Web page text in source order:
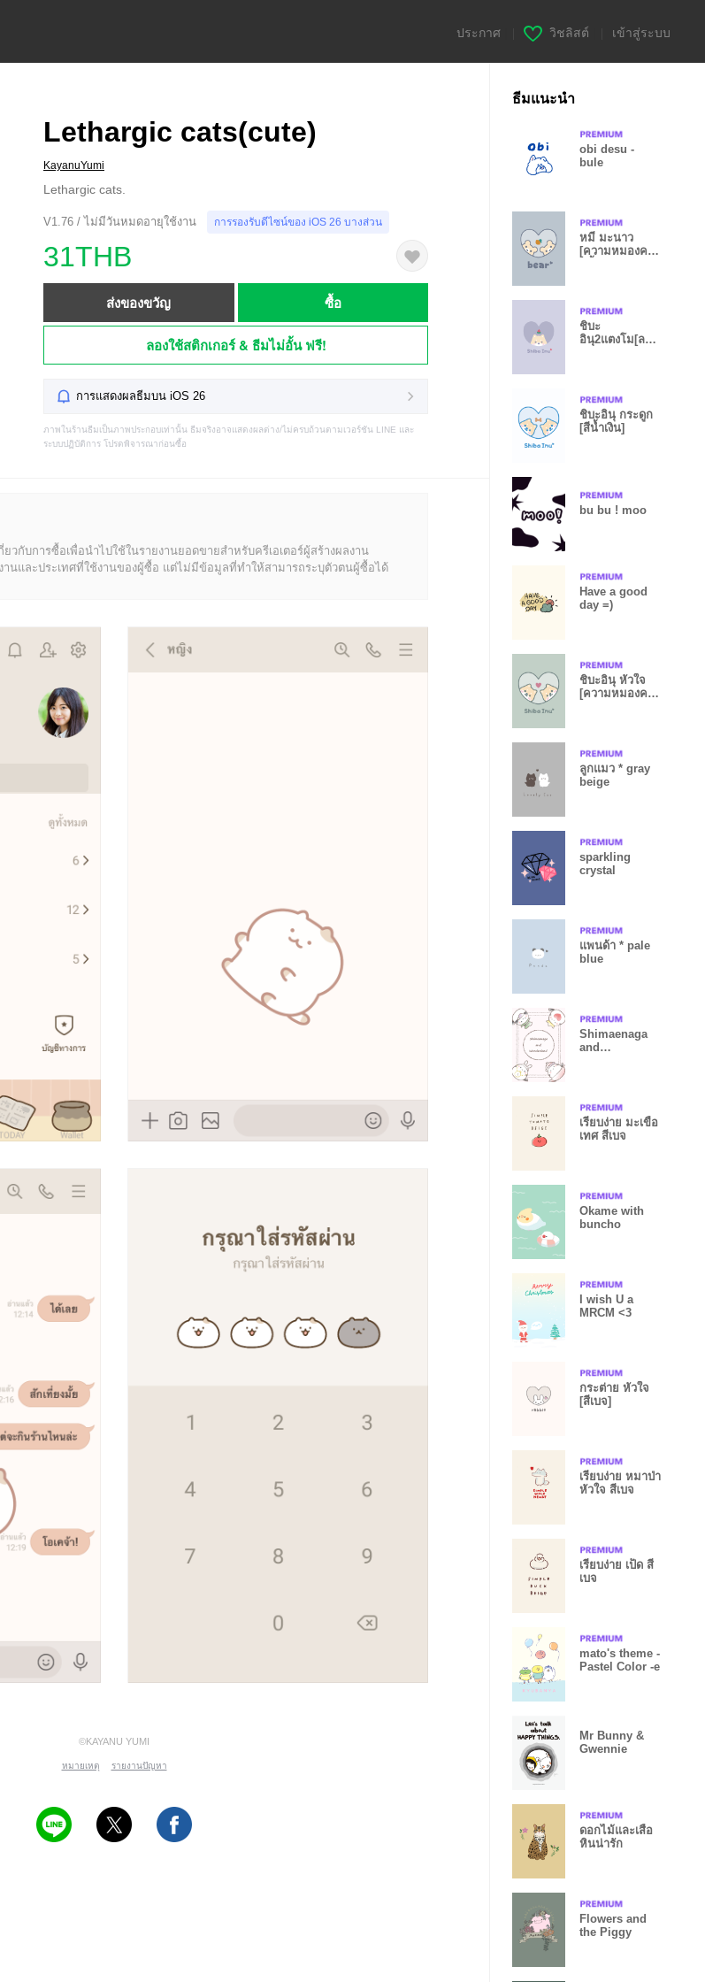
ประกาศ วิชลิสต์ เข้าสู่ระบบ
Lethargic cats(cute)
KayanuYumi
Lethargic cats.
V1.76 / ไม่มีวันหมดอายุใช้งาน การรองรับดีไซน์ของ iOS 26 บางส่วน
31THB
ส่งของขวัญ ซื้อ
ลองใช้สติกเกอร์ & ธีมไม่อั้น ฟรี!
การแสดงผลธีมบน iOS 26
ภาพในร้านธีมเป็นภาพประกอบเท่านั้น ธีมจริงอาจแสดงผลต่าง/ไม่ครบถ้วนตามเวอร์ชัน LINE และ
ระบบปฏิบัติการ โปรดพิจารณาก่อนซื้อ
ยวกับการซื้อเพื่อนำไปใช้ในรายงานยอดขายสำหรับครีเอเตอร์ผู้สร้างผลงาน
นและประเทศที่ใช้งานของผู้ซื้อ แต่ไม่มีข้อมูลที่ทำให้สามารถระบุตัวตนผู้ซื้อได้
©KAYANU YUMI
หมายเหตุ รายงานปัญหา
ธีมแนะนำ
obi desu -
bule
หมี มะนาว
[ความหมองคล้ำ
ชิบะ
อินุ2แตงโม[ลาเว
ชิบะอินุ กระดูก
[สีน้ำเงิน]
bu bu ! moo
Have a good
day =)
ชิบะอินุ หัวใจ
[ความหมองคล้ำ
ลูกแมว * gray
beige
sparkling
crystal
แพนด้า * pale
blue
Shimaenaga
and
เรียบง่าย มะเขือ
เทศ สีเบจ
Okame with
buncho
I wish U a
MRCM <3
กระต่าย หัวใจ
[สีเบจ]
เรียบง่าย หมาป่า
หัวใจ สีเบจ
เรียบง่าย เป็ด สี
เบจ
mato's theme -
Pastel Color -e
Mr Bunny &
Gwennie
ดอกไม้และเสือ
หินน่ารัก
Flowers and
the Piggy